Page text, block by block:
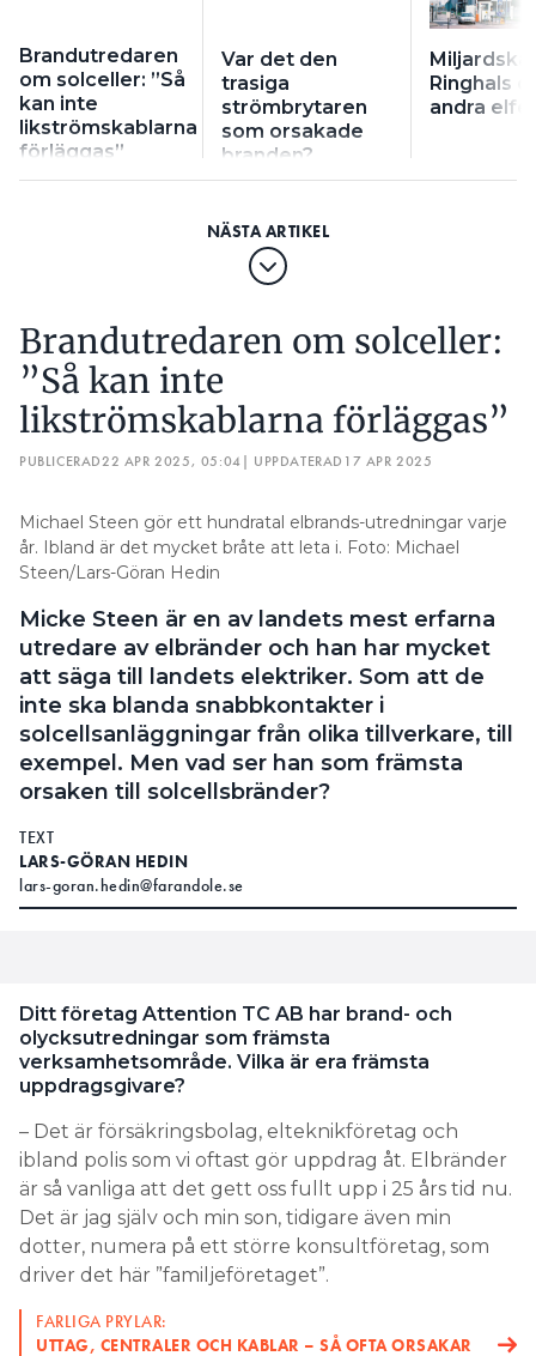
Brandutredaren
om solceller: ”Så
kan inte
likströmskablarna
förläggas”
Var det den
trasiga
strömbrytaren
som orsakade
branden?
Ringhals
andra elfel
Brandutredaren om solceller:
”Så kan inte
likströmskablarna förläggas”
PUBLICERAD22 APR 2025, 05:04| UPPDATERAD 17 APR 2025
Michael Steen gör ett hundratal elbrands-utredningar varje
år. Ibland är det mycket bråte att leta i. Foto: Michael
Steen/Lars-Göran Hedin
Micke Steen är en av landets mest erfarna
utredare av elbränder och han har mycket
att säga till landets elektriker. Som att de
inte ska blanda snabbkontakter i
solcellsanläggningar från olika tillverkare, till
exempel. Men vad ser han som främsta
orsaken till solcellsbränder?
TEXT
LARS-GÖRAN HEDIN
lars-goran.hedin@farandole.se
Ditt företag Attention TC AB har brand- och
olycksutredningar som främsta
verksamhetsområde. Vilka är era främsta
uppdragsgivare?
– Det är försäkringsbolag, elteknikföretag och
ibland polis som vi oftast gör uppdrag åt. Elbränder
är så vanliga att det gett oss fullt upp i 25 års tid nu.
Det är jag själv och min son, tidigare även min
dotter, numera på ett större konsultföretag, som
driver det här ”familjeföretaget”.
FARLIGA PRYLAR:
UTTAG, CENTRALER OCH KABLAR – SÅ OFTA ORSAKAR